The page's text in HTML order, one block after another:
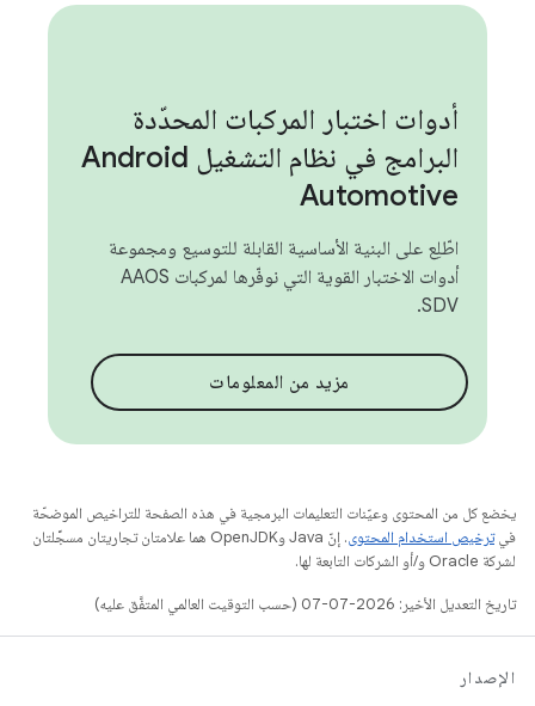
أدوات اختبار المركبات المحدّدة
البرامج في نظام التشغيل Android
Automotive
اطّلِع على البنية الأساسية القابلة للتوسيع ومجموعة
أدوات الاختبار القوية التي نوفّرها لمركبات AAOS
SDV.
مزيد من المعلومات
يخضع كل من المحتوى وعيّنات التعليمات البرمجية في هذه الصفحة للتراخيص الموضحّة
فيترخيص استخدام المحتوى
. إنّ Java وOpenJDK هما علامتان تجاريتان مسجَّلتان
لشركة Oracle و/أو الشركات التابعة لها.
تاريخ التعديل الأخير: 2026-07-07 (حسب التوقيت العالمي المتفَّق عليه)
الإصدار